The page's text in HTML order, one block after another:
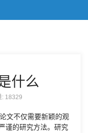
什么
: 18329
文不仅需要新颖的观
谨的研究方法。研究